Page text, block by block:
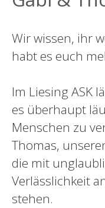
Wir wissen, ihr
habt es euch
Im Liesing ASK
es überhaupt
Menschen zu
Thomas,
die mit
Verlässlichkeit
stehen.